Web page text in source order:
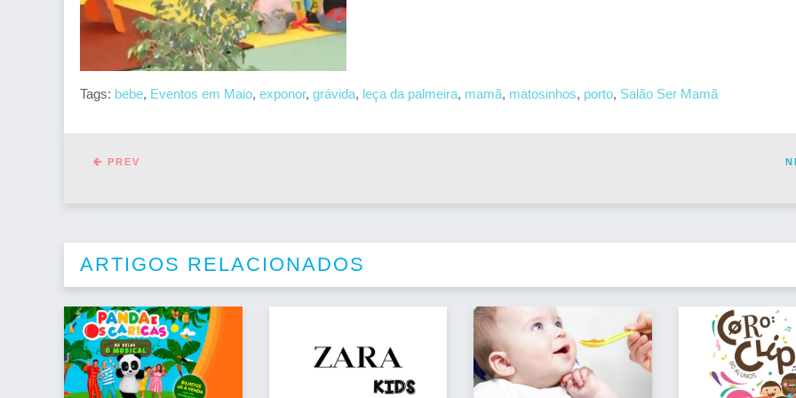
Tags: bebe, Eventos em Maio, exponor, grávida, leça da palmeira, mamã, matosinhos, porto, Salão Ser Mamã
PREV
ARTIGOS RELACIONADOS